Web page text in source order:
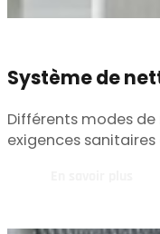
Système de
Différents modes
exigences